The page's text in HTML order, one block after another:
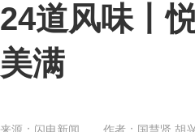
24道风味丨
美满